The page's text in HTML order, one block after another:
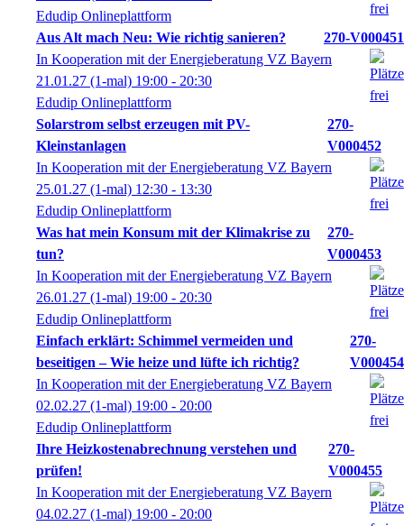
Edudip Onlineplattform
Aus Alt mach Neu: Wie richtig sanieren?
270-V000451
In Kooperation mit der Energieberatung VZ Bayern
21.01.27 (1-mal) 19:00 - 20:30
Edudip Onlineplattform
Solarstrom selbst erzeugen mit PV-
Kleinstanlagen
270-
V000452
In Kooperation mit der Energieberatung VZ Bayern
25.01.27 (1-mal) 12:30 - 13:30
Edudip Onlineplattform
Was hat mein Konsum mit der Klimakrise zu
tun?
270-
V000453
In Kooperation mit der Energieberatung VZ Bayern
26.01.27 (1-mal) 19:00 - 20:30
Edudip Onlineplattform
Einfach erklärt: Schimmel vermeiden und
beseitigen – Wie heize und lüfte ich richtig?
270-
V000454
In Kooperation mit der Energieberatung VZ Bayern
02.02.27 (1-mal) 19:00 - 20:00
Edudip Onlineplattform
Ihre Heizkostenabrechnung verstehen und
prüfen!
270-
V000455
In Kooperation mit der Energieberatung VZ Bayern
04.02.27 (1-mal) 19:00 - 20:00